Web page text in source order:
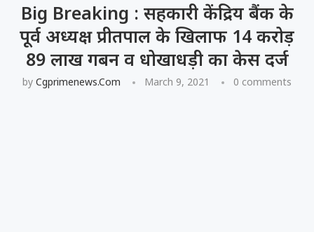
Big Breaking : सहकारी केंद्रिय बैंक के
पूर्व अध्यक्ष प्रीतपाल के खिलाफ 14 करोड़
89 लाख गबन व धोखाधड़ी का केस दर्ज
by Cgprimenews.com March 9, 2021 0 comments